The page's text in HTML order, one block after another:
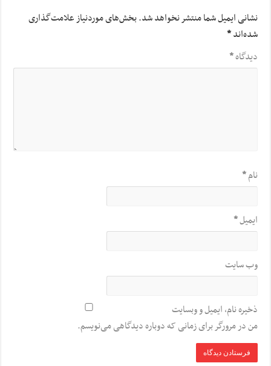
نشانی ایمیل شما منتشر نخواهد شد.بخش‌های موردنیاز علامت‌گذاری
شده‌اند*
دیدگاه*
نام*
ایمیل*
وب‌ سایت
ذخیره نام، ایمیل و وبسایت
من در مرورگر برای زمانی که دوباره دیدگاهی می‌نویسم.